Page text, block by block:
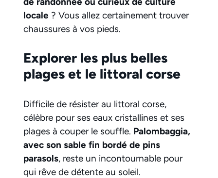
locale ? Vous allez certainement trouver
chaussures à vos pieds.
Explorer les plus belles
plages et le littoral corse
Difficile de résister au littoral corse,
célèbre pour ses eaux cristallines et ses
plages à couper le souffle. Palombaggia,
avec son sable fin bordé de pins
parasols, reste un incontournable pour
qui rêve de détente au soleil.